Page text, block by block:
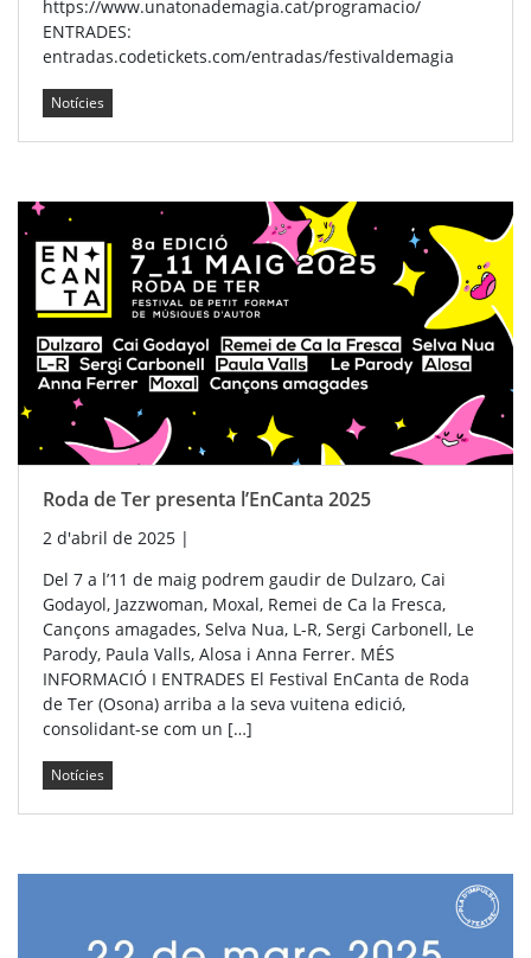
https://www.unatonademagia.cat/programacio/
ENTRADES:
entradas.codetickets.com/entradas/festivaldemagia
Notícies
Roda de Ter presenta l’EnCanta 2025
2 d'abril de 2025 |
Del 7 a l’11 de maig podrem gaudir de Dulzaro, Cai
Godayol, Jazzwoman, Moxal, Remei de Ca la Fresca,
Cançons amagades, Selva Nua, L-R, Sergi Carbonell, Le
Parody, Paula Valls, Alosa i Anna Ferrer. MÉS
INFORMACIÓ I ENTRADES El Festival EnCanta de Roda
de Ter (Osona) arriba a la seva vuitena edició,
consolidant-se com un […]
Notícies